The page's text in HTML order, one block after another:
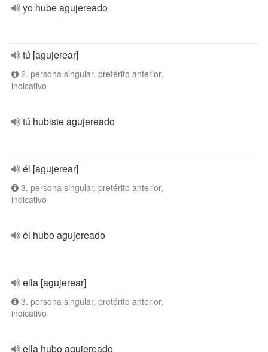
yo hube agujereado
tú [agujerear]
2. persona singular, pretérito anterior,
indicativo
tú hubiste agujereado
él [agujerear]
3. persona singular, pretérito anterior,
indicativo
él hubo agujereado
ella [agujerear]
3. persona singular, pretérito anterior,
indicativo
ella hubo agujereado